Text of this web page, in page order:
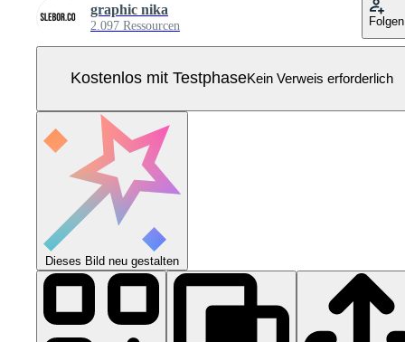
graphic nika
2.097 Ressourcen Folgen
Kostenlos mit TestphaseKein Verweis erforderlich
Dieses Bild neu gestalten